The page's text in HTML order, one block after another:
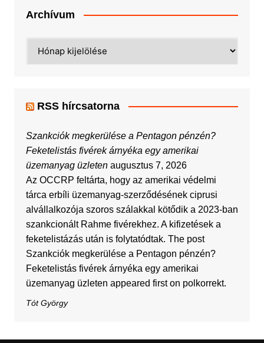
Archívum
RSS hírcsatorna
Szankciók megkerülése a Pentagon pénzén?
Feketelistás fivérek árnyéka egy amerikai
üzemanyag üzleten augusztus 7, 2026
Az OCCRP feltárta, hogy az amerikai védelmi
tárca erbíli üzemanyag-szerződésének ciprusi
alvállalkozója szoros szálakkal kötődik a 2023-ban
szankcionált Rahme fivérekhez. A kifizetések a
feketelistázás után is folytatódtak. The post
Szankciók megkerülése a Pentagon pénzén?
Feketelistás fivérek árnyéka egy amerikai
üzemanyag üzleten appeared first on polkorrekt.
Tót György